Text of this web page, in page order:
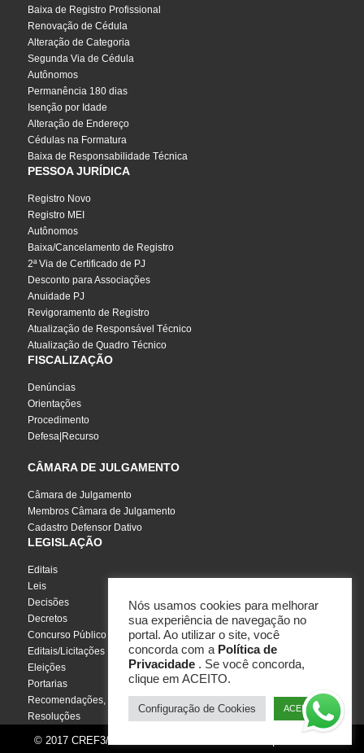
Baixa de Registro Profissional
Renovação de Cédula
Alteração de Categoria
Segunda Via de Cédula
Autônomos
Permanência 180 dias
Isenção por Idade
Alteração de Endereço
Cédulas na Formatura
Baixa de Responsabilidade Técnica
PESSOA JURÍDICA
Registro Novo
Registro MEI
Autônomos
Baixa/Cancelamento de Registro
2ª Via de Certificado de PJ
Desconto para Associações
Anuidade PJ
Revigoramento de Registro
Atualização de Responsável Técnico
Atualização de Quadro Técnico
FISCALIZAÇÃO
Denúncias
Orientações
Procedimento
Defesa|Recurso
CÂMARA DE JULGAMENTO
Câmara de Julgamento
Membros Câmara de Julgamento
Cadastro Defensor Dativo
LEGISLAÇÃO
Editais
Leis
Decisões
Decretos
Concurso Público
Editais/Licitações
Eleições
Portarias
Recomendações, Pareceres e Notas
Resoluções
© 2017 CREF3/SC - Todos os direitos reservados | Por
Nós usamos cookies para melhorar
sua experiência de navegação no
portal. Ao utilizar o site, você
concorda com a Política de
Privacidade . Se você concorda,
clique em ACEITO.
Configuração de Cookies ACEITO